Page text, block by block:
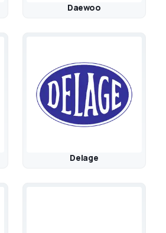
Daewoo
Delage